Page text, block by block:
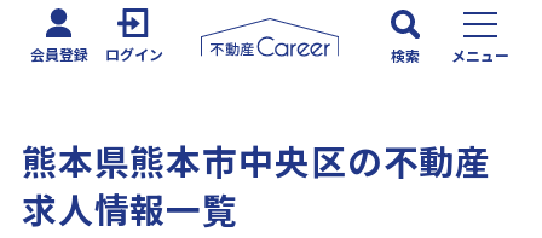
会員登録 ログイン 検索 メニュー
熊本県熊本市中央区の不動産
求人情報一覧